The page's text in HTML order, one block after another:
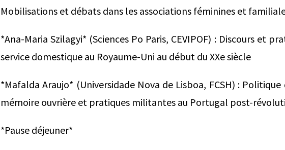
Mobilisations et débats dans les associations féminines et
*Ana-Maria Szilagyi* (Sciences Po Paris, CEVIPOF) : Discours et
service domestique au Royaume-Uni au début du XXe siècle
*Mafalda Araujo* (Universidade Nova de Lisboa, FCSH) : Politique
mémoire ouvrière et pratiques militantes au Portugal post-
*Pause déjeuner*